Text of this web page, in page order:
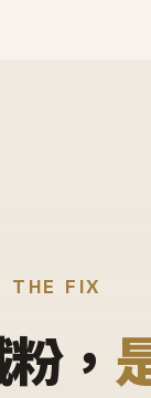
THE FIX
，